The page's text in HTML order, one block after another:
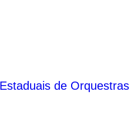
de